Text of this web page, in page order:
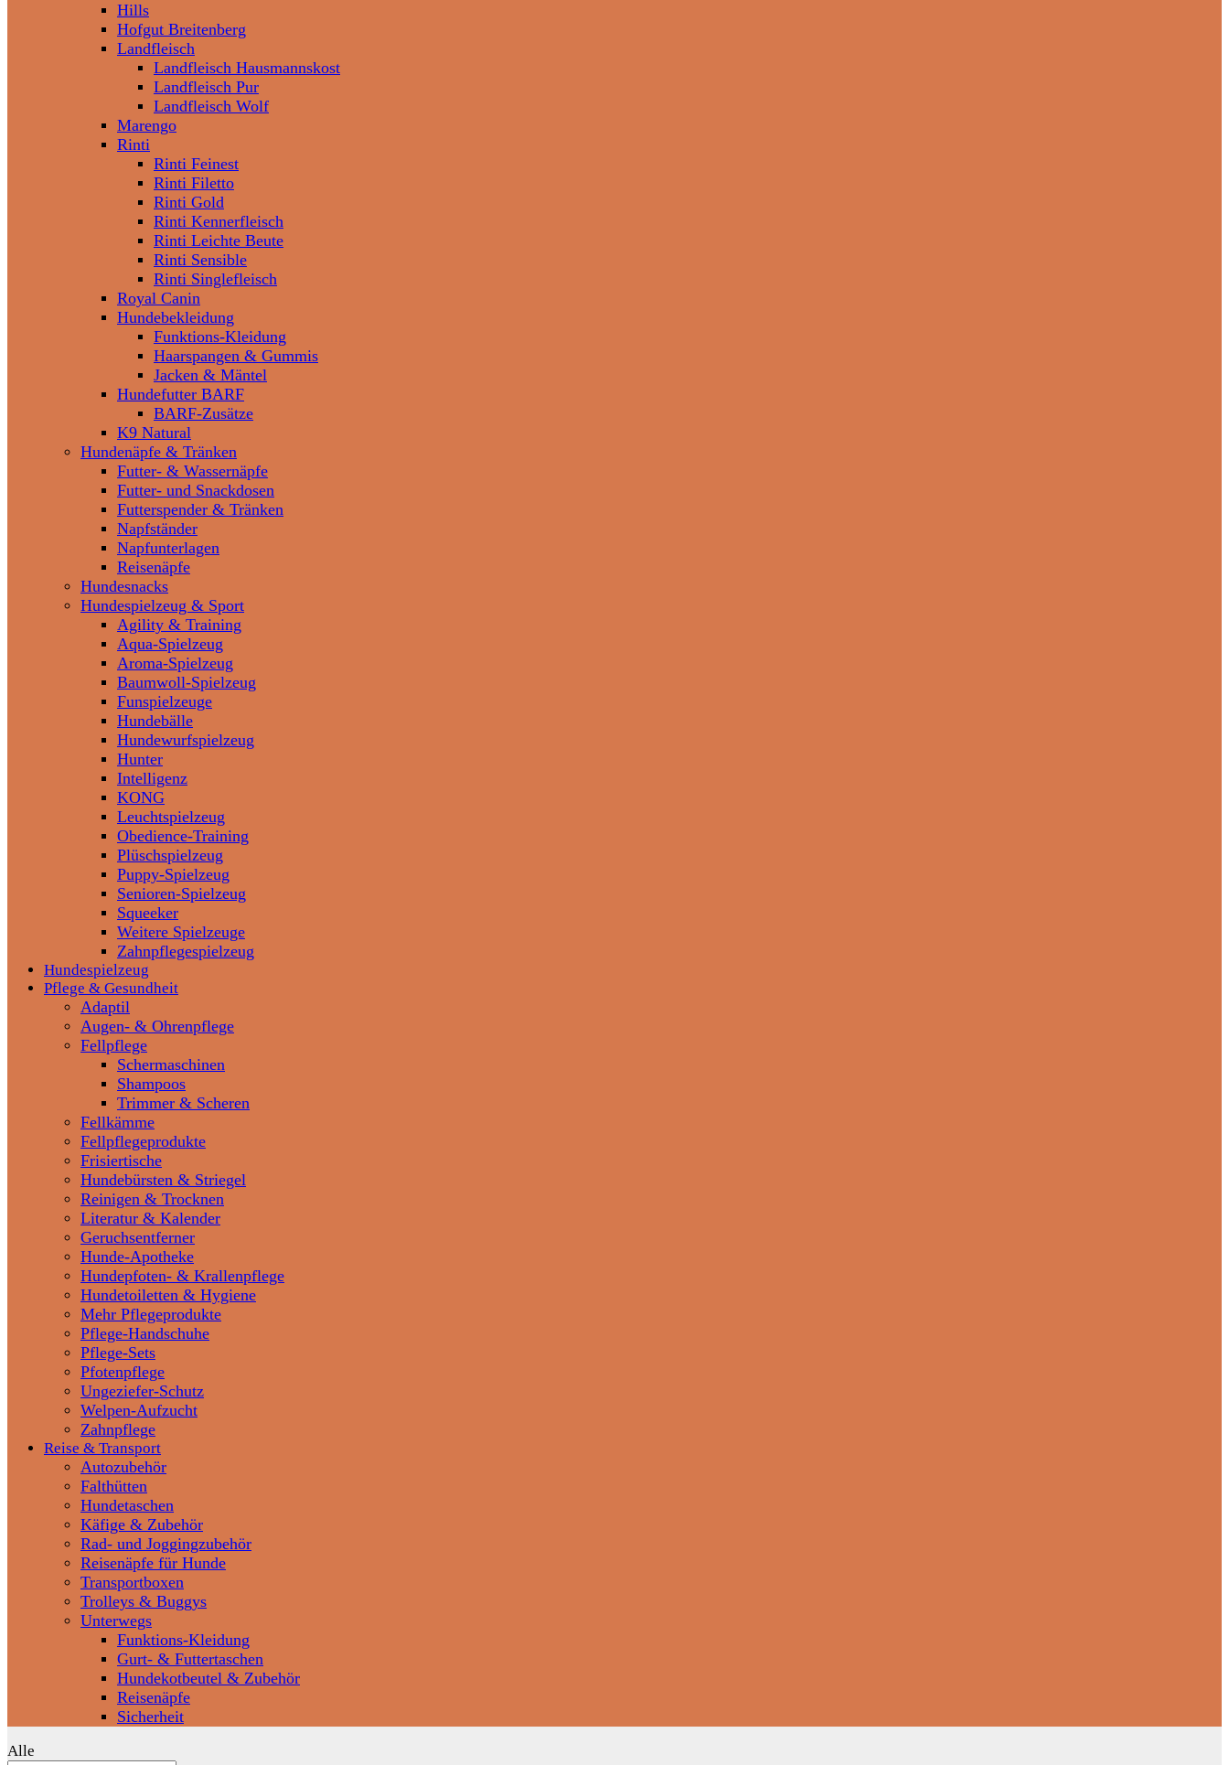
Hills
Hofgut Breitenberg
Landfleisch
Landfleisch Hausmannskost
Landfleisch Pur
Landfleisch Wolf
Marengo
Rinti
Rinti Feinest
Rinti Filetto
Rinti Gold
Rinti Kennerfleisch
Rinti Leichte Beute
Rinti Sensible
Rinti Singlefleisch
Royal Canin
Hundebekleidung
Funktions-Kleidung
Haarspangen & Gummis
Jacken & Mäntel
Hundefutter BARF
BARF-Zusätze
K9 Natural
Hundenäpfe & Tränken
Futter- & Wassernäpfe
Futter- und Snackdosen
Futterspender & Tränken
Napfständer
Napfunterlagen
Reisenäpfe
Hundesnacks
Hundespielzeug & Sport
Agility & Training
Aqua-Spielzeug
Aroma-Spielzeug
Baumwoll-Spielzeug
Funspielzeuge
Hundebälle
Hundewurfspielzeug
Hunter
Intelligenz
KONG
Leuchtspielzeug
Obedience-Training
Plüschspielzeug
Puppy-Spielzeug
Senioren-Spielzeug
Squeeker
Weitere Spielzeuge
Zahnpflegespielzeug
Hundespielzeug
Pflege & Gesundheit
Adaptil
Augen- & Ohrenpflege
Fellpflege
Schermaschinen
Shampoos
Trimmer & Scheren
Fellkämme
Fellpflegeprodukte
Frisiertische
Hundebürsten & Striegel
Reinigen & Trocknen
Literatur & Kalender
Geruchsentferner
Hunde-Apotheke
Hundepfoten- & Krallenpflege
Hundetoiletten & Hygiene
Mehr Pflegeprodukte
Pflege-Handschuhe
Pflege-Sets
Pfotenpflege
Ungeziefer-Schutz
Welpen-Aufzucht
Zahnpflege
Reise & Transport
Autozubehör
Falthütten
Hundetaschen
Käfige & Zubehör
Rad- und Joggingzubehör
Reisenäpfe für Hunde
Transportboxen
Trolleys & Buggys
Unterwegs
Funktions-Kleidung
Gurt- & Futtertaschen
Hundekotbeutel & Zubehör
Reisenäpfe
Sicherheit
Alle